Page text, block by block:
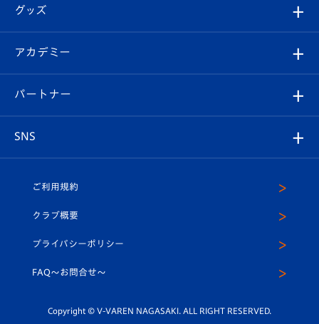
チケット
イベント
メディア
ホームタウン
スタッフプロフィール
マスコット紹介
平和祈念活動
ホームタウン活動
Revive Team
ヴィヴィくんの長崎おもてなしガイド
フォトギャラリー
スタジアムグルメ
チケット
V-LOVERS（ファンクラブ）
プレイヤーズスイート
グッズ
オンラインショップ
店舗情報
アカデミー
育成からのお知らせ
U-18
スクール
パートナー
SNS
ヴィヴィくんインスタグラム
公式LINE＠
ご利用規約
クラブ概要
プライバシーポリシー
FAQ〜お問合せ〜
Copyright © V-VAREN NAGASAKI. ALL RIGHT RESERVED.